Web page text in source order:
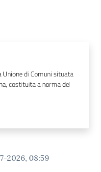
Unione di Comuni situata
costituita a norma del
2026, 08:59